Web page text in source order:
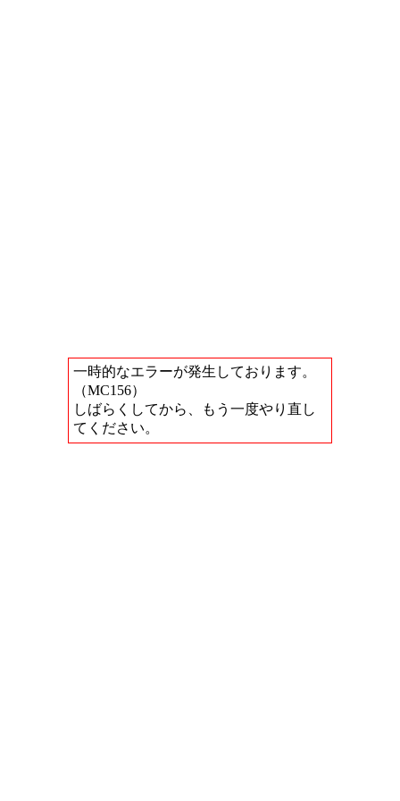
一時的なエラーが発生しております。
（MC156）
しばらくしてから、もう一度やり直し
てください。